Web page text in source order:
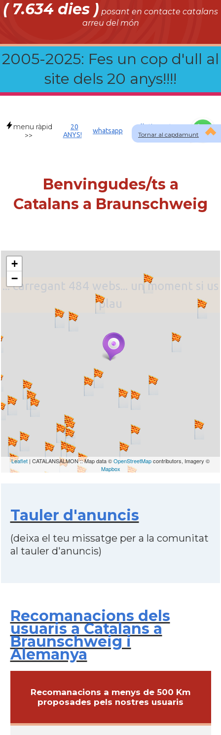
( 7.634 dies ) posant en contacte catalans
arreu del món
2005-2025: Fes un cop d'ull al
site dels 20 anys!!!!
Tornar al capdamunt
menu ràpid
>>
20
ANYS!
whatsapp
Allotjament a
DEU
Benvingudes/ts a
Catalans a Braunschweig
... carregant 484 webs... un moment si us
plau
+
−
Leaflet | CATALANSALMON :: Map data ©OpenStreetMapcontributors, Imagery ©
Mapbox
Tauler d'anuncis
(deixa el teu missatge per a la comunitat
al tauler d'anuncis)
Recomanacions dels
usuaris a Catalans a
Braunschweig i
Alemanya
Recomanacions a menys de 500 Km
proposades pels nostres usuaris